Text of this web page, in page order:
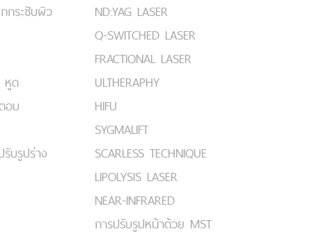
ระชับผิว
หูด
อบ
บรูปร่าง
ND:YAG LASER
Q-SWITCHED LASER
FRACTIONAL LASER
ULTHERAPHY
HIFU
SYGMALIFT
SCARLESS TECHNIQUE
LIPOLYSIS LASER
NEAR-INFRARED
การปรับรูปหน้าด้วย MST